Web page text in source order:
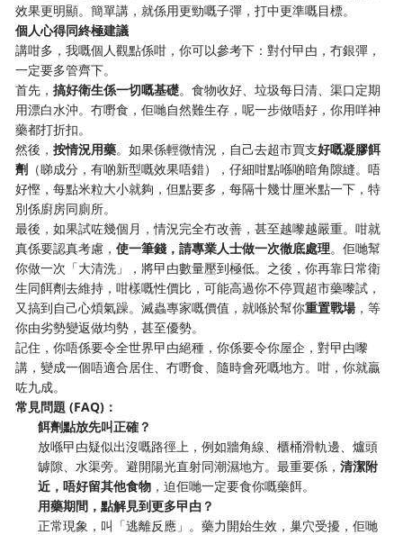
效果更明顯。簡單講，就係用更勁嘅子彈，打中更準嘅目標。
個人心得同終極建議
講咁多，我嘅個人觀點係咁，你可以參考下：對付曱甴，冇銀彈，
一定要多管齊下。
首先，搞好衛生係一切嘅基礎。食物收好、垃圾每日清、渠口定期
用漂白水沖。冇嘢食，佢哋自然難生存，呢一步做唔好，你用咩神
藥都打折扣。
然後，按情況用藥。如果係輕微情況，自己去超市買支好嘅凝膠餌
劑 （睇成分，有啲新型嘅效果唔錯），仔細咁點喺啲暗角隙縫。唔
好慳，每點米粒大小就夠，但點要多，每隔十幾廿厘米點一下，特
別係廚房同廁所。
最後，如果試咗幾個月，情況完全冇改善，甚至越嚟越嚴重。咁就
真係要認真考慮，使一筆錢，請專業人士做一次徹底處理。佢哋幫
你做一次「大清洗」，將曱甴數量壓到極低。之後，你再靠日常衛
生同餌劑去維持，咁樣嘅性價比，可能高過你不停買超市藥嚟試，
又搞到自己心煩氣躁。滅蟲專家嘅價值，就喺於幫你重置戰場，等
你由劣勢變返做均勢，甚至優勢。
記住，你唔係要令全世界曱甴絕種，你係要令你屋企，對曱甴嚟
講，變成一個唔適合居住、冇嘢食、隨時會死嘅地方。咁，你就贏
咗九成。
常見問題 (FAQ)：
餌劑點放先叫正確？
放喺曱甴疑似出沒嘅路徑上，例如牆角線、櫃桶滑軌邊、爐頭
罅隙、水渠旁。避開陽光直射同潮濕地方。最重要係，清潔附
近，唔好留其他食物 ，迫佢哋一定要食你嘅藥餌。
用藥期間，點解見到更多曱甴？
正常現象，叫「逃離反應」。藥力開始生效，巢穴受擾，佢哋